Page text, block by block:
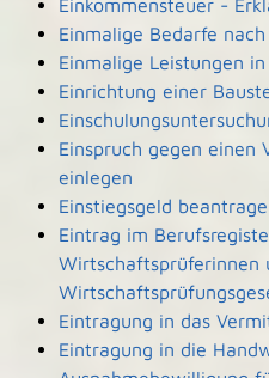
Einkommensteuer -
Einmalige Bedarfe
Einmalige Leistungen
Einrichtung einer
Einspruch gegen einen
einlegen
Einstiegsgeld
Eintrag im
Wirtschaftsprüferinnen
Eintragung in das
Eintragung in die